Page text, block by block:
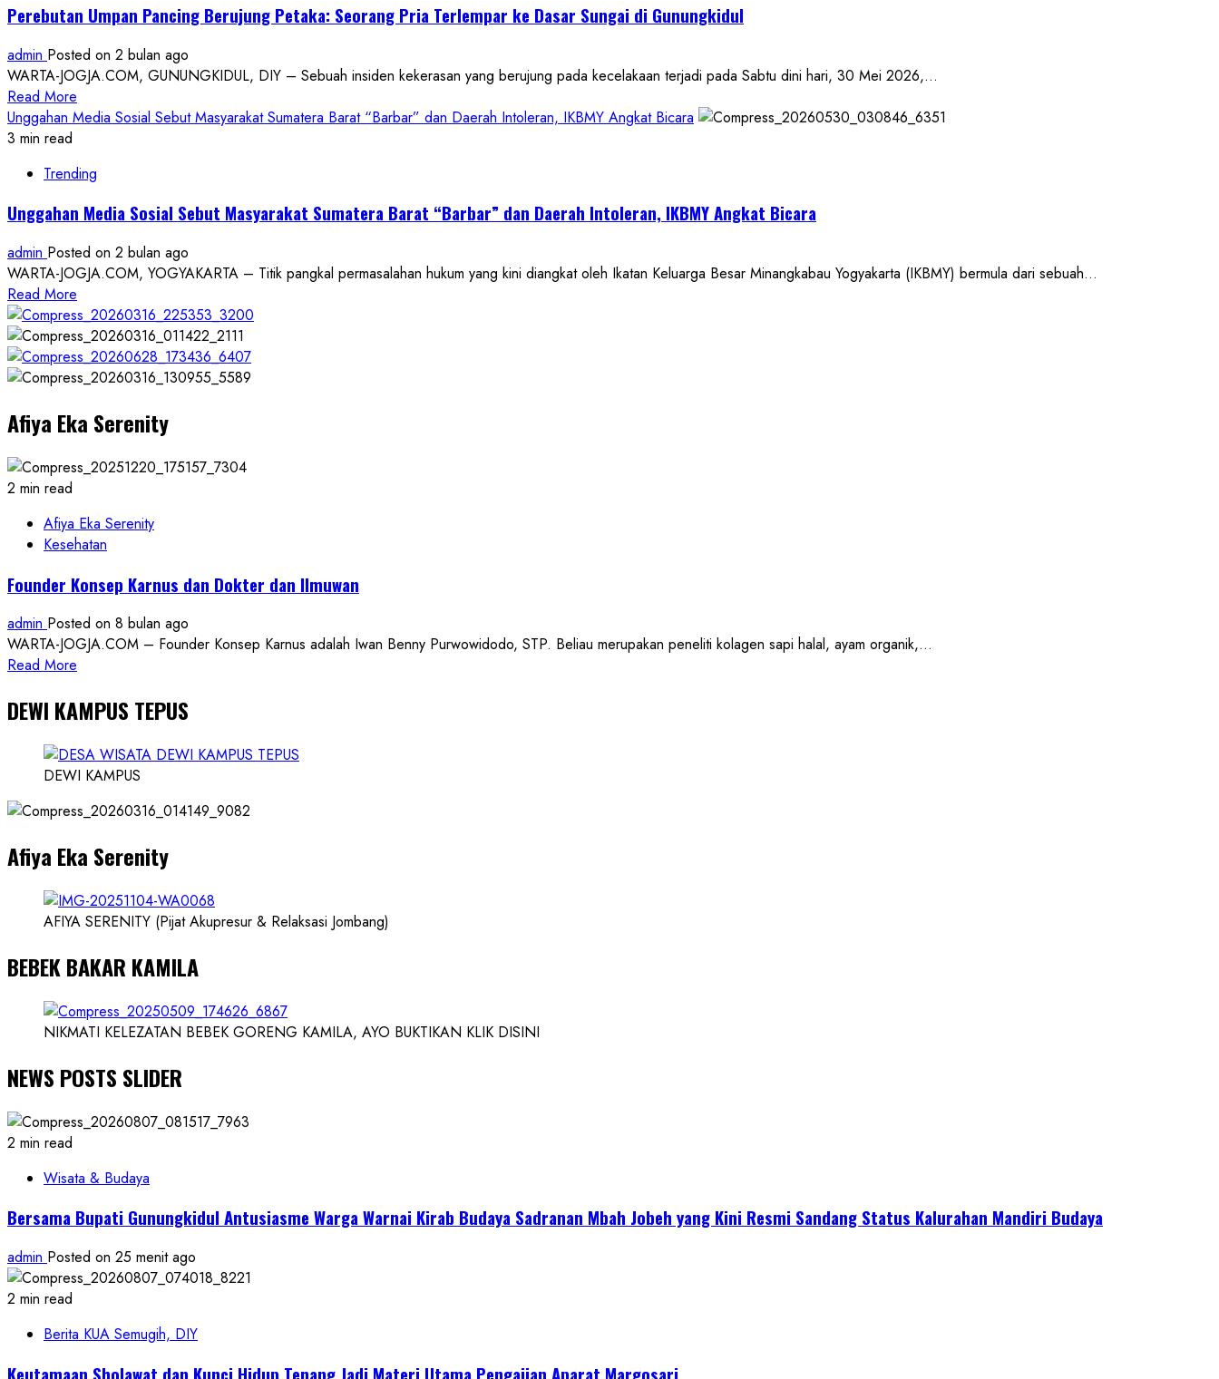
Genset
Jatim
hingga
Bali:
KSBSI
Bahas
Strategi
Hak
Pekerja
di
Perebutan Umpan Pancing Berujung Petaka: Seorang Pria Terlempar ke Dasar Sungai di Gunungkidul
admin Posted on 2 bulan ago
WARTA-JOGJA.COM, GUNUNGKIDUL, DIY – Sebuah insiden kekerasan yang berujung pada kecelakaan terjadi pada Sabtu dini hari, 30 Mei 2026,...
Read More
more
Umpan
Berujung
Petaka:
Seorang
Pria
Terlempar
ke
Dasar
Sungai
di
Unggahan Media Sosial Sebut Masyarakat Sumatera Barat “Barbar” dan Daerah Intoleran, IKBMY Angkat Bicara
3 min read
Trending
Unggahan Media Sosial Sebut Masyarakat Sumatera Barat “Barbar” dan Daerah Intoleran, IKBMY Angkat Bicara
admin Posted on 2 bulan ago
WARTA-JOGJA.COM, YOGYAKARTA – Titik pangkal permasalahan hukum yang kini diangkat oleh Ikatan Keluarga Besar Minangkabau Yogyakarta (IKBMY) bermula dari sebuah...
Read More
more
about
Unggahan
Media
Sebut
Masyarakat
Sumatera
Barat
dan
Daerah
IKBMY
Bicara
Afiya Eka Serenity
2 min read
Afiya Eka Serenity
Kesehatan
Founder Konsep Karnus dan Dokter dan Ilmuwan
admin Posted on 8 bulan ago
WARTA-JOGJA.COM – Founder Konsep Karnus adalah Iwan Benny Purwowidodo, STP. Beliau merupakan peneliti kolagen sapi halal, ayam organik,...
Read More
about
Founder
Konsep
Karnus
Dokter
Ilmuwan
DEWI KAMPUS TEPUS
DEWI KAMPUS
Afiya Eka Serenity
AFIYA SERENITY (Pijat Akupresur & Relaksasi Jombang)
BEBEK BAKAR KAMILA
NIKMATI KELEZATAN BEBEK GORENG KAMILA, AYO BUKTIKAN KLIK DISINI
NEWS POSTS SLIDER
2 min read
Wisata & Budaya
Bersama Bupati Gunungkidul Antusiasme Warga Warnai Kirab Budaya Sadranan Mbah Jobeh yang Kini Resmi Sandang Status Kalurahan Mandiri Budaya
admin Posted on 25 menit ago
2 min read
Berita KUA Semugih, DIY
Keutamaan Sholawat dan Kunci Hidup Tenang Jadi Materi Utama Pengajian Aparat Margosari